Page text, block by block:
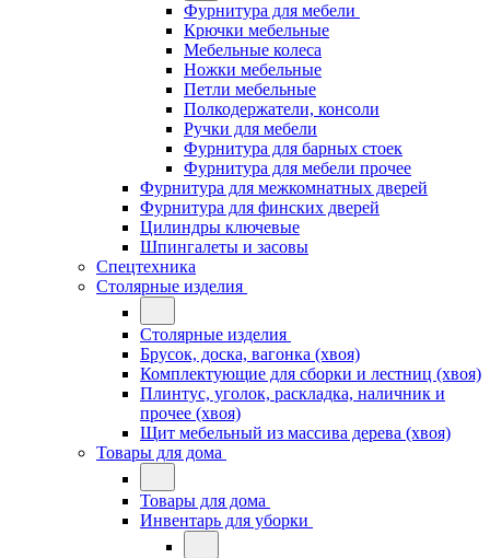
Фурнитура для мебели
Крючки мебельные
Мебельные колеса
Ножки мебельные
Петли мебельные
Полкодержатели, консоли
Ручки для мебели
Фурнитура для барных стоек
Фурнитура для мебели прочее
Фурнитура для межкомнатных дверей
Фурнитура для финских дверей
Цилиндры ключевые
Шпингалеты и засовы
Спецтехника
Столярные изделия
Столярные изделия
Брусок, доска, вагонка (хвоя)
Комплектующие для сборки и лестниц (хвоя)
Плинтус, уголок, раскладка, наличник и
прочее (хвоя)
Щит мебельный из массива дерева (хвоя)
Товары для дома
Товары для дома
Инвентарь для уборки